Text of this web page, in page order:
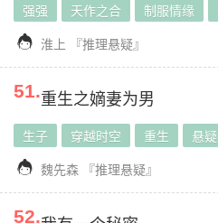
强强 天作之合 制服情缘
 淮上 『推理悬疑』
51.重生之嫡妻为男
生子 穿越时空 重生 悬
 魏先森 『推理悬疑』
52.